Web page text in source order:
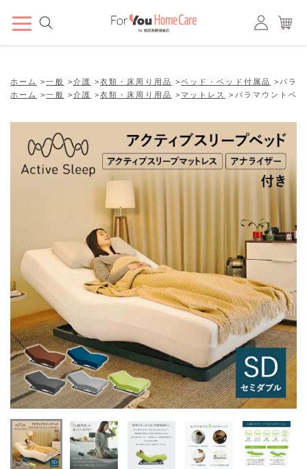
ホーム >一般 >介護 >衣類・床周り用品 >ベッド・ベッド付属品 > パラ
ホーム
>一般 >介護 >衣類・床周り用品 > マットレス > パラマウントベ